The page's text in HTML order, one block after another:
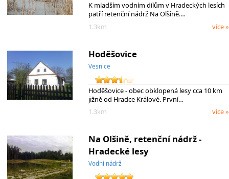
K mladším vodním dílům v Hradeckých lesích
patří retenční nádrž Na Olšině.…
1.3km
více »
Hoděšovice
Vesnice
Hoděšovice - obec obklopená lesy cca 10 km
jižně od Hradce Králové. První…
1.3km
více »
Na Olšině, retenční nádrž -
Hradecké lesy
Vodní nádrž